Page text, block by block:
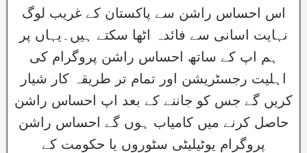
اس احساس راشن سے پاکستان کے غریب لوگ
نہایت اسانی سے فائدہ اٹھا سکتے ہیں۔یہاں پر
ہم اپ کے ساتھ احساس راشن پروگرام کی
اہلیت رجسٹریشن اور تمام تر طریقہ کار شیار
کریں گے جس کو جاننے کے بعد اپ احساس راشن
حاصل کرنے میں کامیاب ہوں گے احساس راشن
پروگرام یوٹیلیٹی سٹوروں یا حکومت کے